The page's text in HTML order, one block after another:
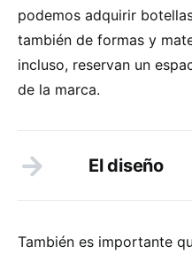
podemos adquirir
también de formas y
incluso, reservan un
de la marca.
El diseño
También es importante